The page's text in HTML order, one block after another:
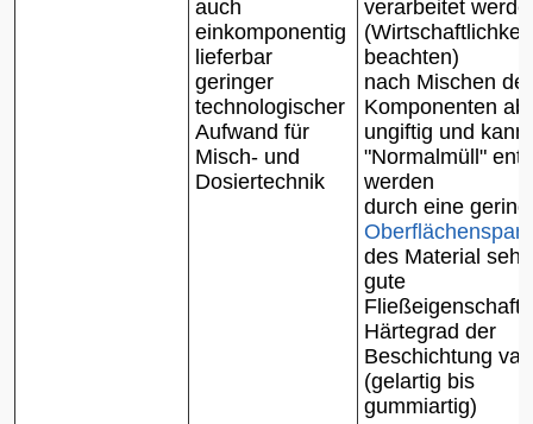
auch
einkomponentig
lieferbar
geringer
technologischer
Aufwand für
Misch- und
Dosiertechnik
verarbeitet
(Wirtschaftlichkeit
beachten)
nach Mischen der
Komponenten
ungiftig und kann
"Normalmüll"
werden
durch eine
des Material sehr
gute
Härtegrad der
Beschichtung
(gelartig bis
gummiartig)